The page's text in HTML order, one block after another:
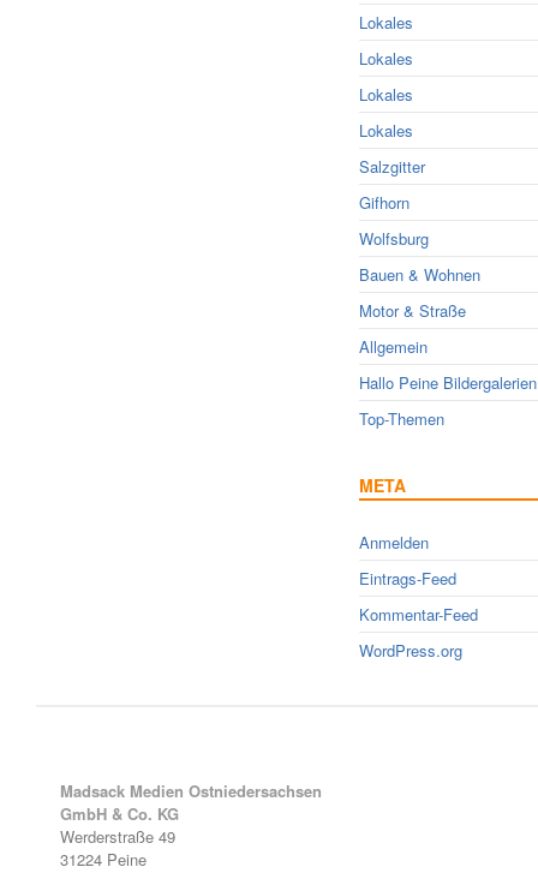
Lokales
Lokales
Lokales
Lokales
Salzgitter
Gifhorn
Wolfsburg
Bauen & Wohnen
Motor & Straße
Allgemein
Hallo Peine Bildergalerien
Top-Themen
META
Anmelden
Eintrags-Feed
Kommentar-Feed
WordPress.org
Madsack Medien Ostniedersachsen
GmbH & Co. KG
Werderstraße 49
31224 Peine